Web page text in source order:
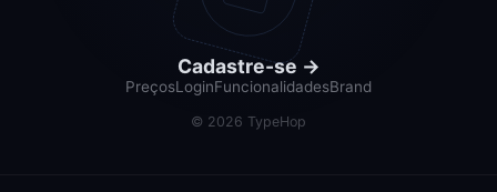
Cadastre-se →
PreçosLoginFuncionalidadesBrand
© 2026 TypeHop